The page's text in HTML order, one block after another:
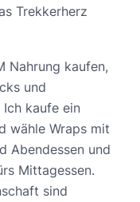
Trekkerherz
Nahrung kaufen,
und
kaufe ein
wähle Wraps mit
Abendessen und
Mittagessen.
sind